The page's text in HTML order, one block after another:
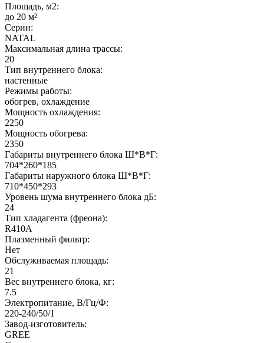
Площадь, м2:
до 20 м²
Серии:
NATAL
Максимальная длина трассы:
20
Тип внутреннего блока:
настенные
Режимы работы:
обогрев, охлаждение
Мощность охлаждения:
2250
Мощность обогрева:
2350
Габариты внутреннего блока Ш*В*Г:
704*260*185
Габариты наружного блока Ш*В*Г:
710*450*293
Уровень шума внутреннего блока дБ:
24
Тип хладагента (фреона):
R410A
Плазменный фильтр:
Нет
Обслуживаемая площадь:
21
Вес внутреннего блока, кг:
7.5
Электропитание, В/Гц/Ф:
220-240/50/1
Завод-изготовитель:
GREE